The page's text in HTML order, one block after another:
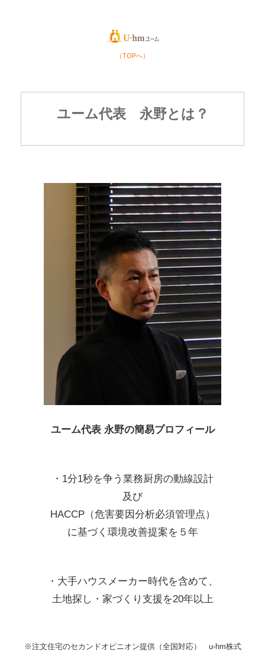
（TOPへ）
ユーム代表 永野とは？
ユーム代表 永野の簡易プロフィール
・1分1秒を争う業務厨房の動線設計
及び
HACCP（危害要因分析必須管理点）
に基づく環境改善提案を５年
・大手ハウスメーカー時代を含めて、
土地探し・家づくり支援を20年以上
※注文住宅のセカンドオピニオン提供（全国対応） u-hm株式